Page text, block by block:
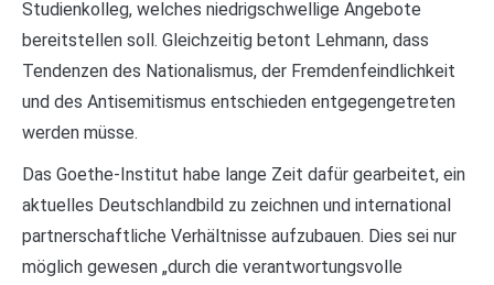
Studienkolleg, welches niedrigschwellige Angebote
bereitstellen soll. Gleichzeitig betont Lehmann, dass
Tendenzen des Nationalismus, der Fremdenfeindlichkeit
und des Antisemitismus entschieden entgegengetreten
werden müsse.
Das Goethe-Institut habe lange Zeit dafür gearbeitet, ein
aktuelles Deutschlandbild zu zeichnen und international
partnerschaftliche Verhältnisse aufzubauen. Dies sei nur
möglich gewesen „durch die verantwortungsvolle